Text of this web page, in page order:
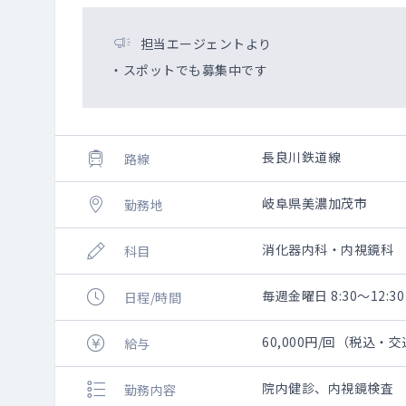
担当エージェントより
・スポットでも募集中です
路線 長良川鉄道線
勤務地 岐阜県美濃加茂市
科目 消化器内科・内視鏡科
日程/時間 毎週金曜日 8:30～12:30
給与 60,000円/回（税込・交
勤務内容 院内健診、内視鏡検査